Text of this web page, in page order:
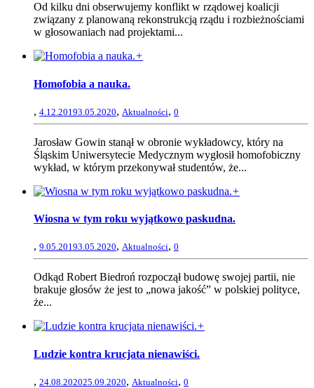
Od kilku dni obserwujemy konflikt w rządowej koalicji
związany z planowaną rekonstrukcją rządu i rozbieżnościami
w głosowaniach nad projektami...
+
Homofobia a nauka.
, 4.12.20193.05.2020, Aktualności, 0
Jarosław Gowin stanął w obronie wykładowcy, który na
Śląskim Uniwersytecie Medycznym wygłosił homofobiczny
wykład, w którym przekonywał studentów, że...
+
Wiosna w tym roku wyjątkowo paskudna.
, 9.05.20193.05.2020, Aktualności, 0
Odkąd Robert Biedroń rozpoczął budowę swojej partii, nie
brakuje głosów że jest to „nowa jakość” w polskiej polityce,
że...
+
Ludzie kontra krucjata nienawiści.
, 24.08.202025.09.2020, Aktualności, 0